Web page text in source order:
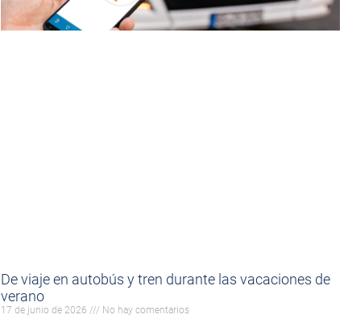
De viaje en autobús y tren durante las vacaciones de
verano
17 de junio de 2026 No hay comentarios